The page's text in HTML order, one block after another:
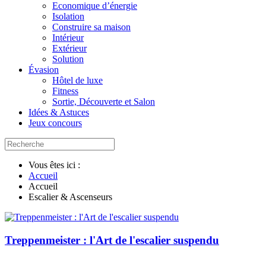
Economique d’énergie
Isolation
Construire sa maison
Intérieur
Extérieur
Solution
Évasion
Hôtel de luxe
Fitness
Sortie, Découverte et Salon
Idées & Astuces
Jeux concours
Vous êtes ici :
Accueil
Accueil
Escalier & Ascenseurs
Treppenmeister : l'Art de l'escalier suspendu